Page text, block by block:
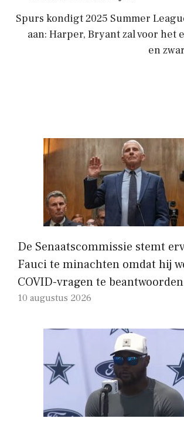
Spurs kondigt 2025 Summer
aan: Harper, Bryant zal voor het
en
De Senaatscommissie stemt
Fauci te minachten omdat hij
COVID-vragen te beantwoorden
10 augustus 2026